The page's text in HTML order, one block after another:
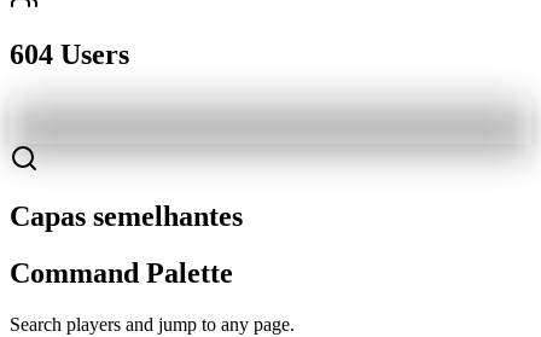
604 Users
Capas semelhantes
Command Palette
Search players and jump to any page.